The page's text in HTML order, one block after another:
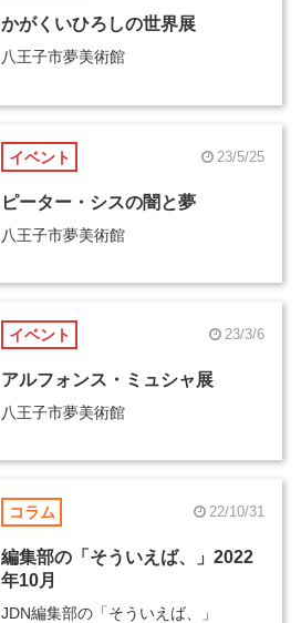
かがくいひろしの世界展
八王子市夢美術館
イベント 23/5/25
ピーター・シスの闇と夢
八王子市夢美術館
イベント 23/3/6
アルフォンス・ミュシャ展
八王子市夢美術館
コラム 22/10/31
編集部の「そういえば、」2022
年10月
JDN編集部の「そういえば、」